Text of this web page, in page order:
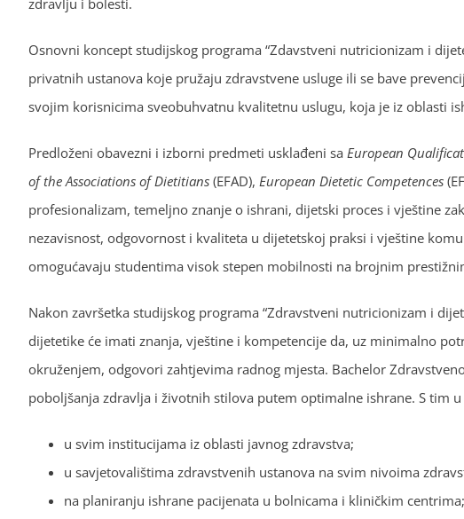
zdravlju i bolesti.
Osnovni koncept studijskog programa “Zdavstveni nutricionizam i
privatnih ustanova koje pružaju zdravstvene usluge ili se bave
svojim korisnicima sveobuhvatnu kvalitetnu uslugu, koja je iz oblasti
Predloženi obavezni i izborni predmeti usklađeni sa European
of the Associations of Dietitians (EFAD), European Dietetic Competences
profesionalizam, temeljno znanje o ishrani, dijetski proces i vještine
nezavisnost, odgovornost i kvaliteta u dijetetskoj praksi i vještine
omogućavaju studentima visok stepen mobilnosti na brojnim
Nakon završetka studijskog programa “Zdravstveni nutricionizam i
dijetetike će imati znanja, vještine i kompetencije da, uz minimalno
okruženjem, odgovori zahtjevima radnog mjesta. Bachelor
poboljšanja zdravlja i životnih stilova putem optimalne ishrane. S tim
u svim institucijama iz oblasti javnog zdravstva;
u savjetovalištima zdravstvenih ustanova na svim nivoima
na planiranju ishrane pacijenata u bolnicama i kliničkim centrima;